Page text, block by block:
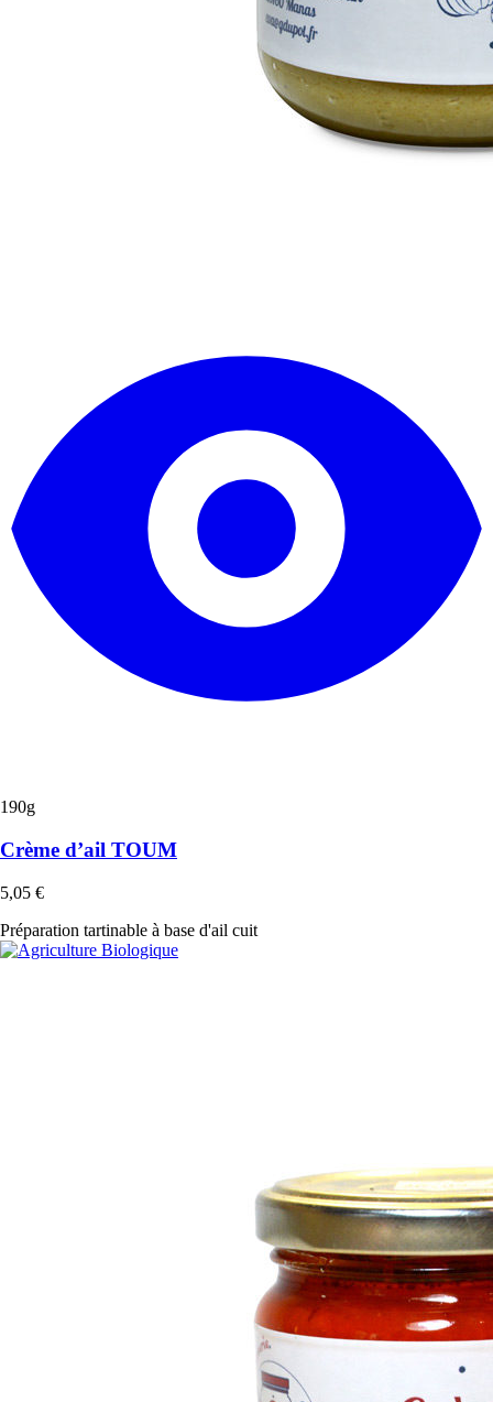
190g
Crème d’ail TOUM
5,05 €
Préparation tartinable à base d'ail cuit